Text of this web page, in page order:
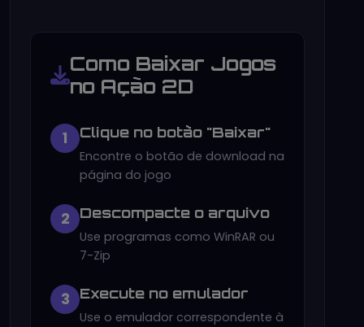
Como Baixar Jogos
no Ação 2D
1 Clique no botão "Baixar"
Encontre o botão de download na
página do jogo
2 Descompacte o arquivo
Use programas como WinRAR ou
7-Zip
3 Execute no emulador
Use o emulador correspondente à